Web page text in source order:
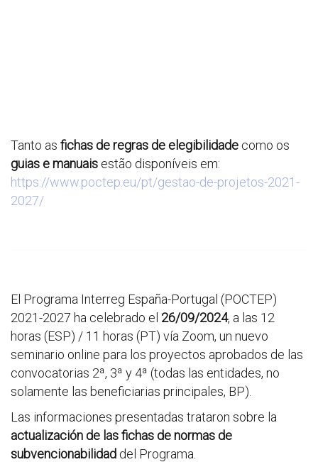
Tanto as fichas de regras de elegibilidadecomo os
guias e manuaisestão disponíveis em:
https://www.poctep.eu/pt/gestao-de-projetos-2021-
2027/
El Programa Interreg España-Portugal (POCTEP)
2021-2027 ha celebrado el 26/09/2024, a las 12
horas (ESP) / 11 horas (PT) vía Zoom, un nuevo
seminario online para los proyectos aprobados de las
convocatorias 2ª, 3ª y 4ª (todas las entidades, no
solamente las beneficiarias principales, BP).
Las informaciones presentadas trataron sobre la
actualización de las fichas de normas de
subvencionabilidad del Programa.